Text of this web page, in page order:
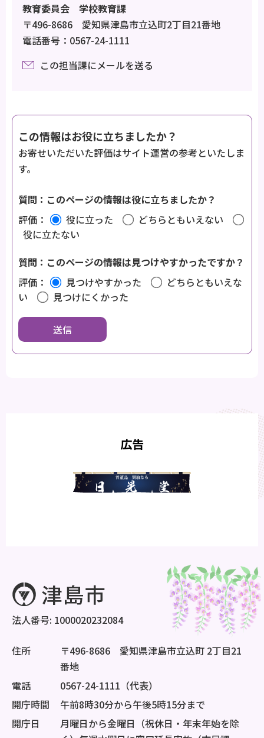
教育委員会 学校教育課
〒496-8686 愛知県津島市立込町2丁目21番地
電話番号：0567-24-1111
この担当課にメールを送る
この情報はお役に立ちましたか？
お寄せいただいた評価はサイト運営の参考といたしま
す。
質問：このページの情報は役に立ちましたか？
評価：
役に立った
どちらともいえない
役に立たない
質問：このページの情報は見つけやすかったですか？
評価：
見つけやすかった
どちらともいえな
い
見つけにくかった
広告
法人番号: 1000020232084
住所
〒496-8686 愛知県津島市立込町 2丁目21
番地
電話
0567-24-1111（代表）
開庁時間
午前8時30分から午後5時15分まで
開庁日
月曜日から金曜日（祝休日・年末年始を除